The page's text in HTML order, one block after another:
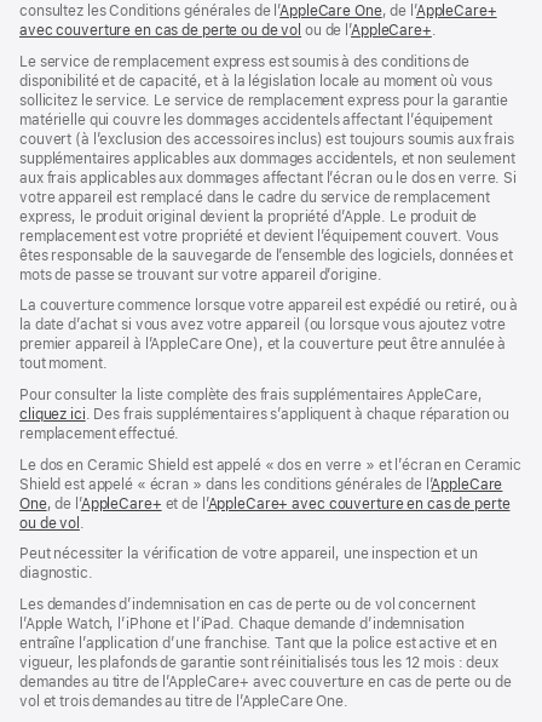
consultez les Conditions générales de l’AppleCare One(s’ouvre
dans
nouvelle
fenêtre)
, de l’AppleCare+
avec couverture en cas de perte ou de vol (s’ouvre
une
nouvelle
fenêtre)
ou de l’AppleCare+(s’ouvre
une
nouvelle
fenêtre)
.
Le service de remplacement express est soumis à des conditions de
disponibilité et de capacité, et à la législation locale au moment où vous
sollicitez le service. Le service de remplacement express pour la garantie
matérielle qui couvre les dommages accidentels affectant l’équipement
couvert (à l’exclusion des accessoires inclus) est toujours soumis aux frais
supplémentaires applicables aux dommages accidentels, et non seulement
aux frais applicables aux dommages affectant l’écran ou le dos en verre. Si
votre appareil est remplacé dans le cadre du service de remplacement
express, le produit original devient la propriété d’Apple. Le produit de
remplacement est votre propriété et devient l’équipement couvert. Vous
êtes responsable de la sauvegarde de l’ensemble des logiciels, données et
mots de passe se trouvant sur votre appareil d’origine.
La couverture commence lorsque votre appareil est expédié ou retiré, ou à
la date d’achat si vous avez votre appareil (ou lorsque vous ajoutez votre
premier appareil à l’AppleCare One), et la couverture peut être annulée à
tout moment.
Pour consulter la liste complète des frais supplémentaires AppleCare,
cliquez ici(s’ouvre
dans
nouvelle
fenêtre)
. Des frais supplémentaires s’appliquent à chaque réparation ou
remplacement effectué.
Le dos en Ceramic Shield est appelé « dos en verre » et l’écran en Ceramic
Shield est appelé « écran » dans les conditions générales de l’AppleCare
One(s’ouvre
dans
nouvelle
fenêtre)
, de l’AppleCare+ (s’ouvre
nouvelle
et de l’AppleCare+ avec couverture en cas de perte
ou de vol
une
nouvelle
fenêtre)
Peut nécessiter la vérification de votre appareil, une inspection et un
diagnostic.
Les demandes d’indemnisation en cas de perte ou de vol concernent
l’Apple Watch, l’iPhone et l’iPad. Chaque demande d’indemnisation
entraîne l’application d’une franchise. Tant que la police est active et en
vigueur, les plafonds de garantie sont réinitialisés tous les 12 mois : deux
demandes au titre de l’AppleCare+ avec couverture en cas de perte ou de
vol et trois demandes au titre de l’AppleCare One.